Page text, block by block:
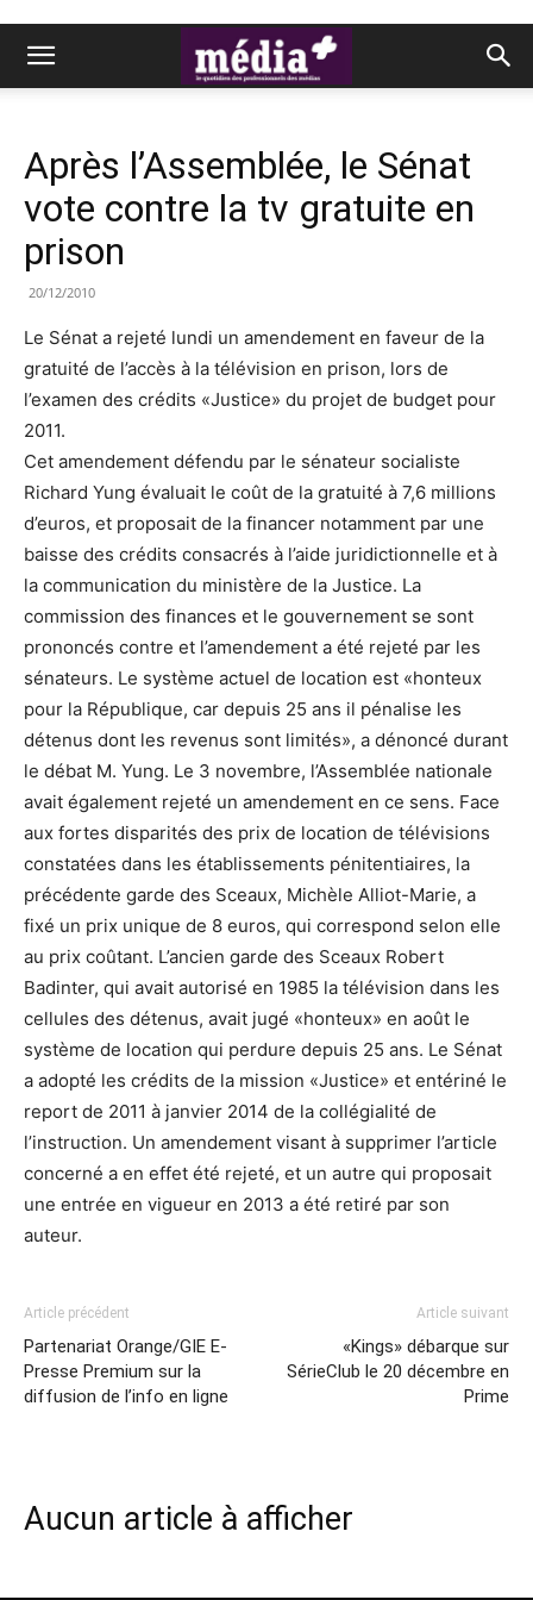
Après l’Assemblée, le Sénat
vote contre la tv gratuite en
prison
20/12/2010
Le Sénat a rejeté lundi un amendement en faveur de la
gratuité de l’accès à la télévision en prison, lors de
l’examen des crédits «Justice» du projet de budget pour
2011.
Cet amendement défendu par le sénateur socialiste
Richard Yung évaluait le coût de la gratuité à 7,6 millions
d’euros, et proposait de la financer notamment par une
baisse des crédits consacrés à l’aide juridictionnelle et à
la communication du ministère de la Justice. La
commission des finances et le gouvernement se sont
prononcés contre et l’amendement a été rejeté par les
sénateurs. Le système actuel de location est «honteux
pour la République, car depuis 25 ans il pénalise les
détenus dont les revenus sont limités», a dénoncé durant
le débat M. Yung. Le 3 novembre, l’Assemblée nationale
avait également rejeté un amendement en ce sens. Face
aux fortes disparités des prix de location de télévisions
constatées dans les établissements pénitentiaires, la
précédente garde des Sceaux, Michèle Alliot-Marie, a
fixé un prix unique de 8 euros, qui correspond selon elle
au prix coûtant. L’ancien garde des Sceaux Robert
Badinter, qui avait autorisé en 1985 la télévision dans les
cellules des détenus, avait jugé «honteux» en août le
système de location qui perdure depuis 25 ans. Le Sénat
a adopté les crédits de la mission «Justice» et entériné le
report de 2011 à janvier 2014 de la collégialité de
l’instruction. Un amendement visant à supprimer l’article
concerné a en effet été rejeté, et un autre qui proposait
une entrée en vigueur en 2013 a été retiré par son
auteur.
Article précédent
Partenariat Orange/GIE E-
Presse Premium sur la
diffusion de l’info en ligne
Article suivant
«Kings» débarque sur
SérieClub le 20 décembre en
Prime
Aucun article à afficher